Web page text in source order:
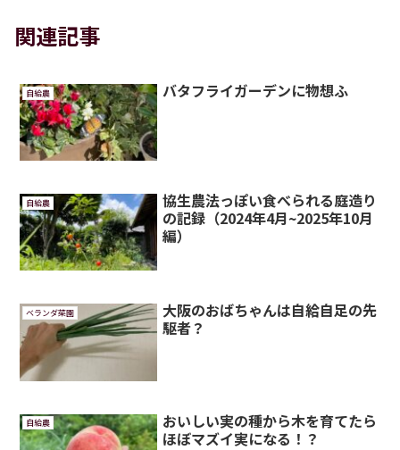
関連記事
自給農 バタフライガーデンに物想ふ
自給農
協生農法っぽい食べられる庭造り
の記録（2024年4月~2025年10月
編）
ベランダ菜園
大阪のおばちゃんは自給自足の先
駆者？
自給農
おいしい実の種から木を育てたら
ほぼマズイ実になる！？